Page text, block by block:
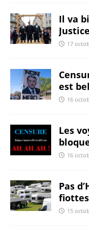
Il va
17
est
16
Les
16
Pas
15